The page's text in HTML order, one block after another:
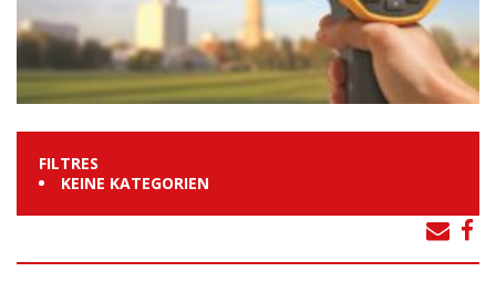
FILTRES
KEINE KATEGORIEN